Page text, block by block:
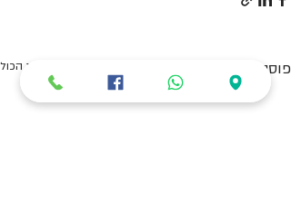
פוסטים אחרונים הצג הכול